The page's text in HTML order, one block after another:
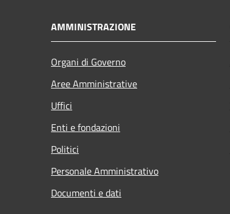
AMMINISTRAZIONE
Organi di Governo
Aree Amministrative
Uffici
Enti e fondazioni
Politici
Personale Amministrativo
Documenti e dati